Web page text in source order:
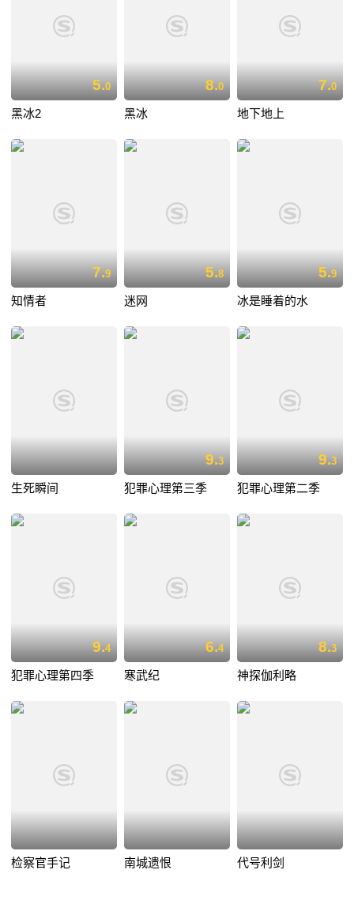
5.0
黑冰2
8.0
黑冰
7.0
地下地上
7.9
知情者
5.8
迷网
5.9
冰是睡着的水
生死瞬间
9.3
犯罪心理第三季
9.3
犯罪心理第二季
9.4
犯罪心理第四季
6.4
寒武纪
8.3
神探伽利略
检察官手记 南城遗恨 代号利剑